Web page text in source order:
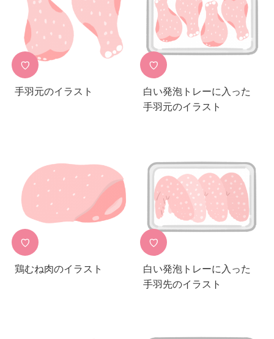
♡
手羽元のイラスト
♡
白い発泡トレーに入った
手羽元のイラスト
♡
鶏むね肉のイラスト
♡
白い発泡トレーに入った
手羽先のイラスト